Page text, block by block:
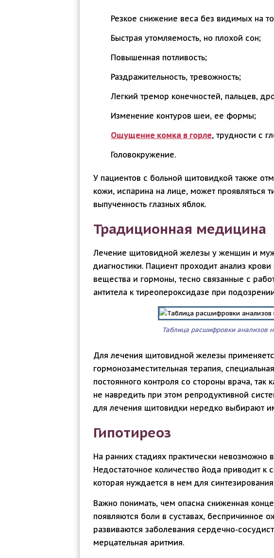
Резкое снижение веса без видимых на
Быстрая утомляемость, но плохой сон;
Повышенная потливость;
Раздражительность, тревожность;
Легкий тремор конечностей, пальцев,
Изменение контуров шеи, ее формы;
Ощущение комка в горле, трудности с
Головокружение.
У пациентов с больной щитовидкой также
кожи, испарина на лице, может проявляться
выпученность глазных яблок.
Традиционная медицина
Лечение щитовидной железы у женщин и
диагностики. Пациент проходит анализ
вещества и гормоны, тесно связанные с
антитела к тиреопероксидазе при
Таблица расшифровки анализов
Для лечения щитовидной железы
гормонозаместительная терапия,
постоянного контроля со стороны врача,
не навредить при этом репродуктивной
для лечения щитовидки нередко выбирают
Гипотиреоз
На ранних стадиях практически невозможно
Недостаточное количество йода приводит
которая нуждается в нем для
Важно понимать, чем опасна сниженная
появляются боли в суставах, беспричинное
развиваются заболевания сердечно-
мерцательная аритмия.